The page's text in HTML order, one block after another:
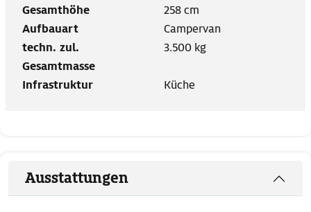
Gesamthöhe
258 cm
Aufbauart
Campervan
techn. zul.
Gesamtmasse
3.500 kg
Infrastruktur Küche
Ausstattungen